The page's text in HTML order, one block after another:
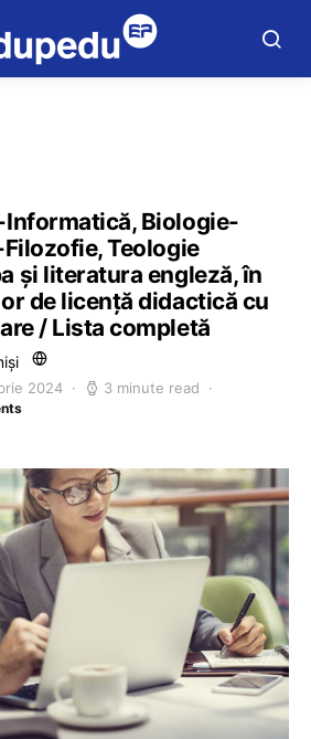
Informatică, Biologie-
Teologie
și literatura engleză, în
de licență didactică cu
/ Lista completă
2024 3 minute read